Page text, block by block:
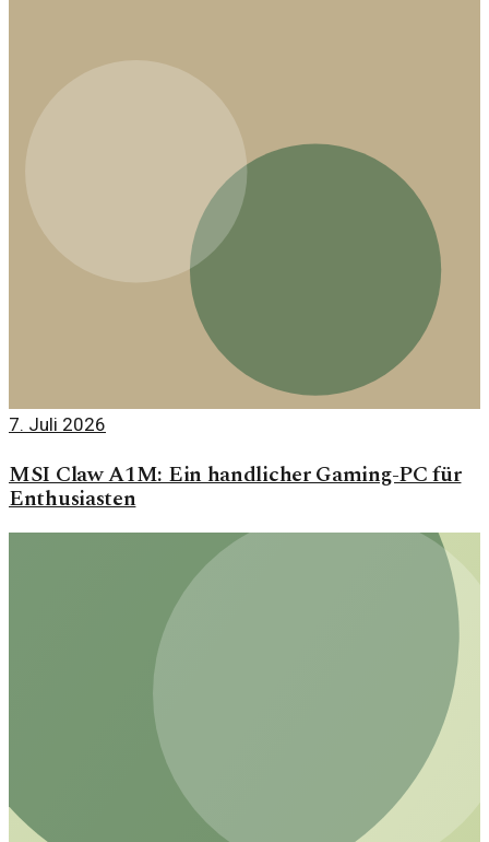
7. Juli 2026
MSI Claw A1M: Ein handlicher Gaming-PC für
Enthusiasten